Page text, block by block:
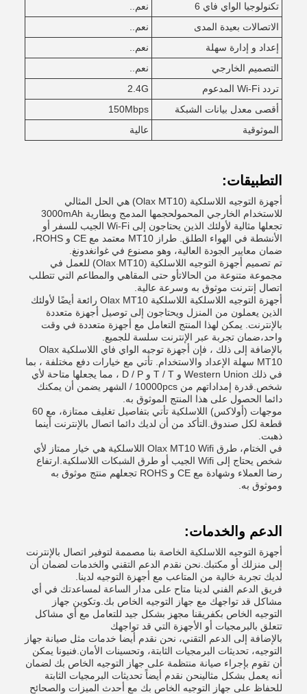
تكنولوجيا الواي فاي 6
نعم..
الاتصالات بعيدة المدى
نعم..
إعداد و إدارة سهلة
نعم..
التصميم الخارجي
نعم..
تردد Wi-Fi المدعوم
2.4G
أقصى معدل بيانات الشبكة
150Mbps
الموثوقية
عالية
التطبيقات:
أجهزة التوجيه اللاسلكية (Olax MT10) هي الحل المثالي
للاستخدام الخارجي المحمولحجمها المدمج وبطارية 3000mAh
تجعلها مثالية لأولئك الذين يحتاجون إلى Wi-Fi الجيب للسفر أو
الأنشطة في الهواء الطلق. طراز MT10 معتمد مع CE و ROHS،
ضمان معايير الجودة العالية، وهو مصنوع في غوانغدونغ.
تم تصميم أجهزة التوجيه اللاسلكية (Olax MT10) للعمل في
مجموعة متنوعة من الحالاتأو حتى المقاهي والمطاعم التي تتطلب
اتصال إنترنت موثوق به وسرعة عالية.
أجهزة التوجيه اللاسلكية اللاسلكية Olax MT10 رائعة أيضًا لأولئك
الذين يعملون من المنزل ويحتاجون إلى توصيل أجهزة متعددة
بالإنترنت. يمكن لهذا المنتج التعامل مع أجهزة متعددة في وقت
واحد،ضمان تجربة عبر الإنترنت سلسة للجميع.
بالإضافة إلى ذلك ، فإن أجهزة توجيه الواي فاي اللاسلكية Olax
MT10 سهلة الإعداد والاستخدام. تأتي مع خيارات دفع مختلفة ، بما
في ذلك Western Union و T / T و D / P ، مما يجعلها متاحة لأي
شخص.قدرة إمداداتهم من 10000pcs / الشهر يضمن أن يمكنك
دائما الحصول على هذا المنتج الموثوق به.
موجهات (أولاكس) اللاسلكية تأتي بتفاصيل تغليف ممتازة، مع 60
قطعة لكل صندوق.التأكد من أن لديك دائما اتصال بالإنترنت أينما
ذهبت.
في الختام، طرق Olax MT10 Wifi اللاسلكية هي خيار ممتاز لأي
شخص يحتاج إلى Wifi الجيب أو طرق الشبكات اللاسلكية.ارتفاع
رضا العملاء وشهادة مع CE و ROHS تجعلهم منتج موثوق به
وموثوق به.
الدعم والخدمات:
أجهزة التوجيه اللاسلكية الخاصة بنا مصممة لتوفير اتصال بالإنترنت
إلى منزلك أو مكتبك.نحن نقدم الدعم التقني والخدمات لضمان أن
لديك تجربة خالية من المتاعب مع أجهزة التوجيه لدينا.
فريق الدعم الفني لدينا متاح على مدار الساعة لمساعدتك في أي
مشاكل قد تواجهك مع جهاز التوجيه الخاص بك.وتكوين جهاز
التوجيه الخاص بكفريقنا مجهز بشكل جيد للتعامل مع أي مشاكل
تتعلق بالبرمجيات أو الأجهزة التي قد تواجهك
بالإضافة إلى الدعم التقني، نحن نقدم أيضا خدمات مثل صيانة جهاز
التوجيه، تحديثات البرمجيات الثابتة، وتحسينات الأمان.فنيونا يمكن
أن تقوم بإجراء صيانة منتظمة على جهاز التوجيه الخاص بك لضمان
أنه يعمل بشكل مثالينحن نقدم أيضاً تحديثات البرمجيات الثابتة
للحفاظ على جهاز التوجيه الخاص بك مع أحدث الميزات والصحائح